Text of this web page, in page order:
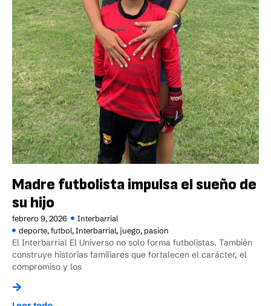
Madre futbolista impulsa el sueño de
su hijo
febrero 9, 2026
Interbarrial
deporte,futbol,Interbarrial, juego, pasion
El Interbarrial El Universo no solo forma futbolistas. También
construye historias familiares que fortalecen el carácter, el
compromiso y los